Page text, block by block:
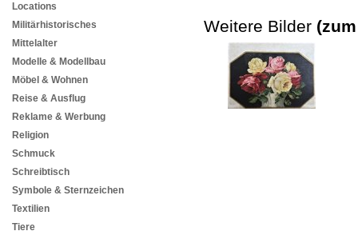
Locations
Militärhistorisches
Mittelalter
Modelle & Modellbau
Möbel & Wohnen
Reise & Ausflug
Reklame & Werbung
Religion
Schmuck
Schreibtisch
Symbole & Sternzeichen
Textilien
Tiere
Weitere Bilder